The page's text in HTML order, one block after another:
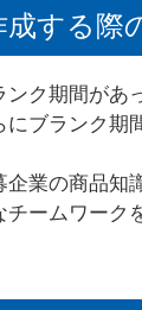
成する際
ンク期間があ
にブランク期
企業の商品知
チームワーク